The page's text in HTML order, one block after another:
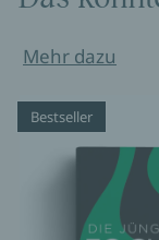
Mehr dazu
Bestseller